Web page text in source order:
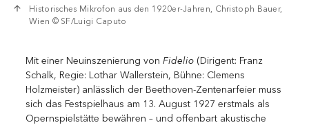
Historisches Mikrofon aus den 1920er-Jahren, Christoph Bauer,
Wien © SF/Luigi Caputo
Mit einer Neuinszenierung von Fidelio(Dirigent: Franz
Schalk, Regie: Lothar Wallerstein, Bühne: Clemens
Holzmeister) anlässlich der Beethoven-Zentenarfeier muss
sich das Festspielhaus am 13. August 1927 erstmals als
Opernspielstätte bewähren – und offenbart akustische